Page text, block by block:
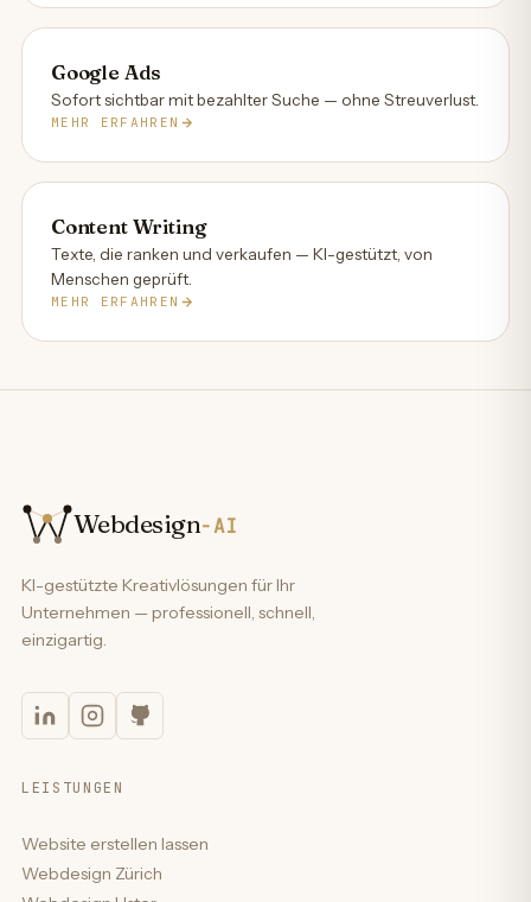
Google Ads
Sofort sichtbar mit bezahlter Suche — ohne Streuverlust.
MEHR ERFAHREN
Content Writing
Texte, die ranken und verkaufen — KI-gestützt, von
Menschen geprüft.
MEHR ERFAHREN
Webdesign-AI
KI-gestützte Kreativlösungen für Ihr
Unternehmen — professionell, schnell,
einzigartig.
LEISTUNGEN
Website erstellen lassen
Webdesign Zürich